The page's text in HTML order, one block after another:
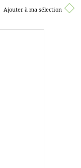
Ajouter à ma sélection